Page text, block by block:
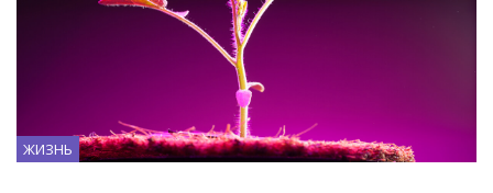
ЖИЗНЬ